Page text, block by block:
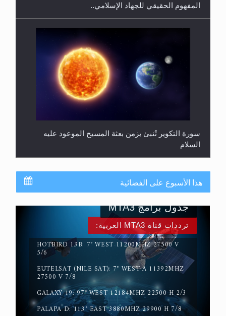
المفهوم الحقيقي للجهاد الإسلامي..
سورة التكوير تُنبئ بزمن بعثة المسيح الموعود عليه
السلام
حقيقة المسيح الدجال
هذا الأسبوع على الفضائية
ترددات قناة MTA3 العربية:
HOTBIRD 13B: 7° WEST 11200MHZ 27500 V
5/6
EUTELSAT (NILE SAT): 7° WEST-A 11392MHZ
27500 V 7/8
GALAXY 19: 97° WEST 12184MHZ 22500 H 2/3
PALAPA D: 113° EAST 3880MHZ 29900 H 7/8
جدول برامج MTA3